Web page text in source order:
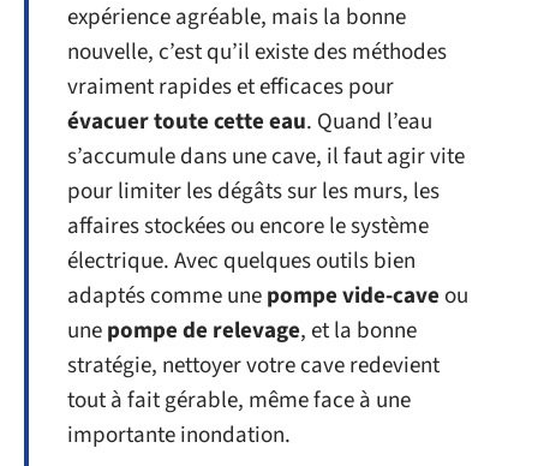
expérience agréable, mais la bonne
nouvelle, c’est qu’il existe des méthodes
vraiment rapides et efficaces pour
évacuer toute cette eau. Quand l’eau
s’accumule dans une cave, il faut agir vite
pour limiter les dégâts sur les murs, les
affaires stockées ou encore le système
électrique. Avec quelques outils bien
adaptés comme unepompe vide-cave ou
unepompe de relevage, et la bonne
stratégie, nettoyer votre cave redevient
tout à fait gérable, même face à une
importante inondation.